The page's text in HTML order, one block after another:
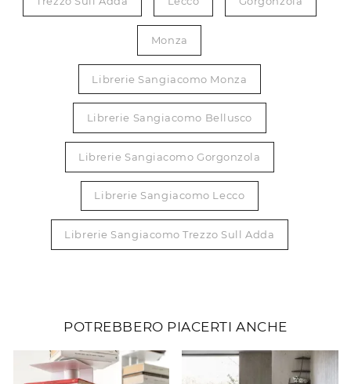
Monza
Librerie Sangiacomo Monza
Librerie Sangiacomo Bellusco
Librerie Sangiacomo Gorgonzola
Librerie Sangiacomo Lecco
Librerie Sangiacomo Trezzo Sull Adda
POTREBBERO PIACERTI ANCHE